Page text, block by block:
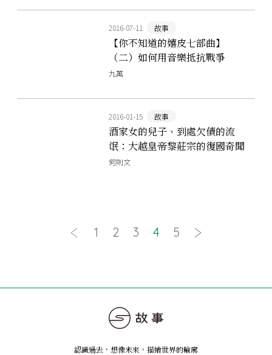
2016-07-11 故事
【你不知道的嬉皮七部曲】
（二）如何用音樂抵抗戰爭
九萬
2016-01-15 故事
酒家女的兒子、到處欠債的流
氓：大越皇帝黎莊宗的復國奇聞
何則文
1 2 3 4 5
認識過去，想像未來 ， 描繪世界的輪廓